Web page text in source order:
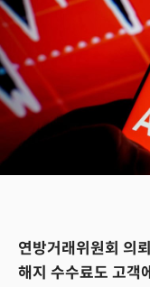
연방거래위원회 의
해지 수수료도 고객